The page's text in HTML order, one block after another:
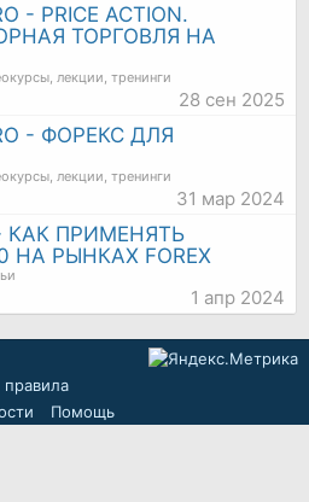
- PRICE ACTION.
ТОРГОВЛЯ НА
лекции, тренинги
28 сен 2025
- ФОРЕКС ДЛЯ
лекции, тренинги
31 мар 2024
КАК ПРИМЕНЯТЬ
НА РЫНКАХ FOREX
1 апр 2024
правила
Помощь